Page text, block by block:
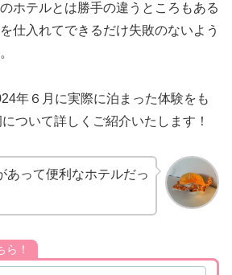
ホテルとは勝手の違うところもある
仕入れてできるだけ失敗のないよう
年６月に実際に泊まった体験をも
ついて詳しくご紹介いたします！
あって便利なホテルだっ
ら！